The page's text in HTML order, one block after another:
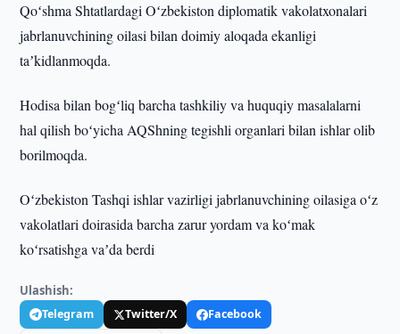
Qoʻshma Shtatlardagi Oʻzbekiston diplomatik vakolatxonalari
jabrlanuvchining oilasi bilan doimiy aloqada ekanligi
taʼkidlanmoqda.
Hodisa bilan bogʻliq barcha tashkiliy va huquqiy masalalarni
hal qilish boʻyicha AQShning tegishli organlari bilan ishlar olib
borilmoqda.
Oʻzbekiston Tashqi ishlar vazirligi jabrlanuvchining oilasiga oʻz
vakolatlari doirasida barcha zarur yordam va koʻmak
koʻrsatishga vaʼda berdi
Ulashish:
Telegram Twitter/X
Facebook